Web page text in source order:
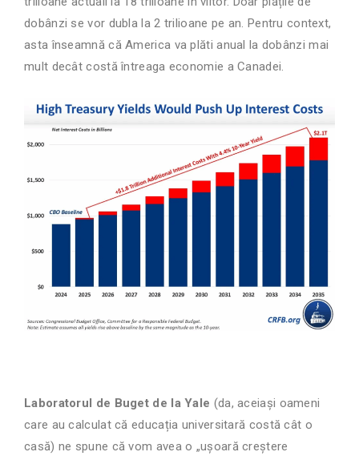
dobânzi se vor dubla la 2 trilioane pe an. Pentru context,
asta înseamnă că America va plăti anual la dobânzi mai
mult decât costă întreaga economie a Canadei.
Laboratorul de Buget de la Yale (da, aceiași oameni
care au calculat că educația universitară costă cât o
casă) ne spune că vom avea o „ușoară creștere